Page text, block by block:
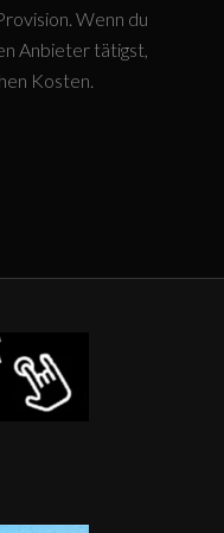
Wenn du
Anbieter tätigst,
Kosten.